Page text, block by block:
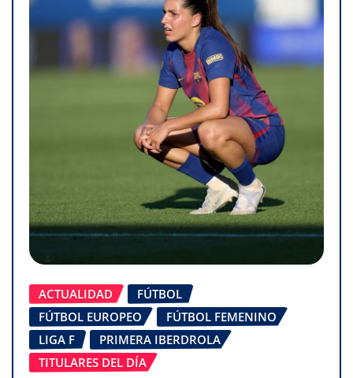
ACTUALIDAD
FÚTBOL
FÚTBOL EUROPEO
FÚTBOL FEMENINO
LIGA F
PRIMERA IBERDROLA
TITULARES DEL DÍA